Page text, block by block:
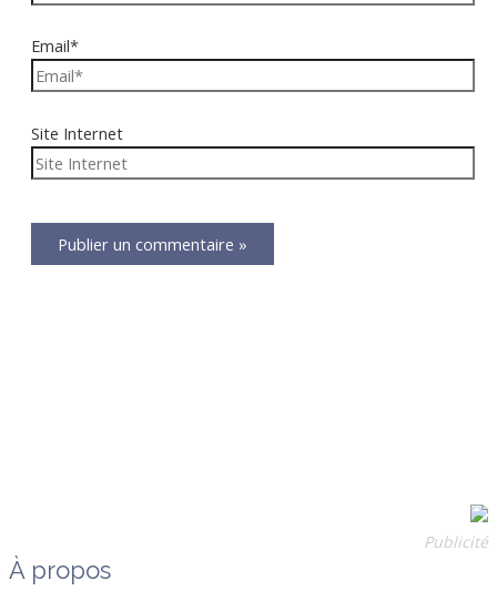
Email*
Site Internet
Publicité
À propos